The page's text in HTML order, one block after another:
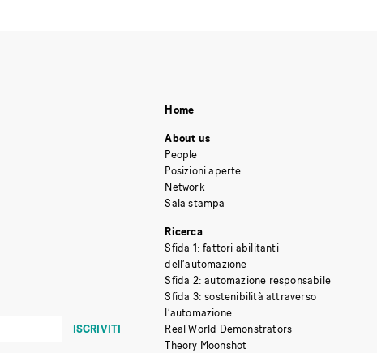
Home
About us
People
Posizioni aperte
Network
Sala stampa
Ricerca
Sfida 1: fattori abilitanti
dell’automazione
Sfida 2: automazione responsabile
Sfida 3: sostenibilità attraverso
l’automazione
Real World Demonstrators
Theory Moonshot